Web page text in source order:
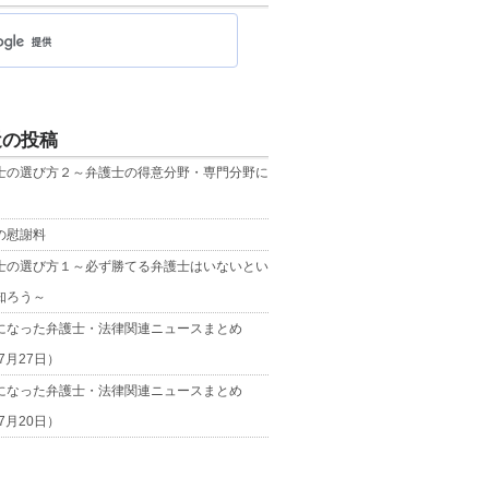
投稿
の選び方２～弁護士の得意分野・専門分野に
慰謝料
の選び方１～必ず勝てる弁護士はいないとい
ろう～
なった弁護士・法律関連ニュースまとめ
月27日）
なった弁護士・法律関連ニュースまとめ
月20日）